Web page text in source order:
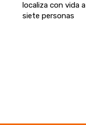
localiza con vida a
siete personas